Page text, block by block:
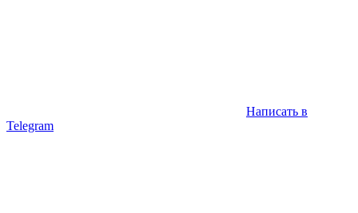
Написать в
Telegram